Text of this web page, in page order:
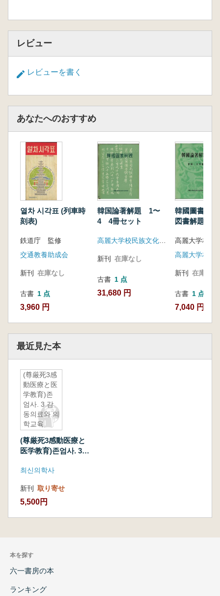
レビュー
レビューを書く
あなたへのおすすめ
열차 시각표 (列車時
刻表)
鉄道庁 監修
交通教養助成会
新刊 在庫なし
古書 1 点
3,960 円
韓国論著解題 1〜
4 4冊セット
高麗大学校民族文化研究所
新刊 在庫なし
古書 1 点
31,680 円
韓國圖書解
図書解題)
新刊 在庫なし
古書 1 点
7,040 円
最近見た本
(尊厳死3感
動医療と医
学教育)존
엄사. 3 감
동의료와 의
학교육
(尊厳死3感動医療と
医学教育)존엄사. 3
최신의학사
新刊 取り寄せ
5,500円
本を探す
六一書房の本
ランキング